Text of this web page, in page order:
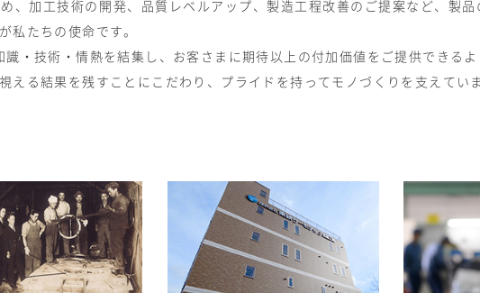
、加工技術の開発、品質レベルアップ、製造工程改善のご提案など、製品
私たちの使命です。
・技術・情熱を結集し、お客さまに期待以上の付加価値をご提供できるよ
える結果を残すことにこだわり、プライドを持ってモノづくりを支えてい